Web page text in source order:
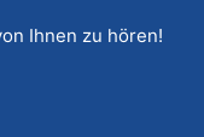
Ihnen zu hören!